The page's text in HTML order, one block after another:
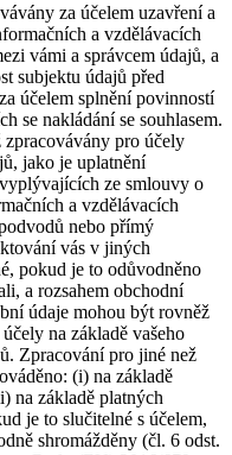
za účelem uzavření a
a vzdělávacích
vámi a správcem údajů, a
subjektu údajů před
účelem splnění povinností
se nakládání se souhlasem.
zpracovávány pro účely
jako je uplatnění
ze smlouvy o
a vzdělávacích
nebo přímý
vás v jiných
pokud je to odůvodněno
a rozsahem obchodní
údaje mohou být rovněž
na základě vašeho
Zpracování pro jiné než
(i) na základě
na základě platných
je to slučitelné s účelem,
shromážděny (čl. 6 odst.